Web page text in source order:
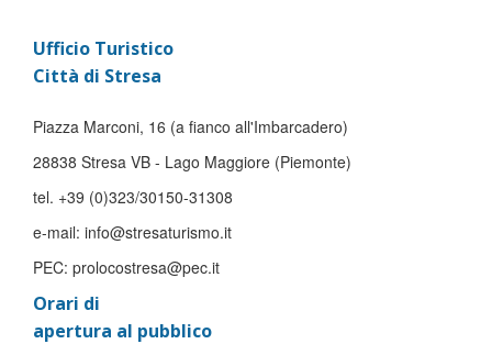
Ufficio Turistico
Città di Stresa
Piazza Marconi, 16 (a fianco all'Imbarcadero)
28838 Stresa VB - Lago Maggiore (Piemonte)
tel. +39 (0)323/30150-31308
e-mail: info@stresaturismo.it
PEC: prolocostresa@pec.it
Orari di
apertura al pubblico